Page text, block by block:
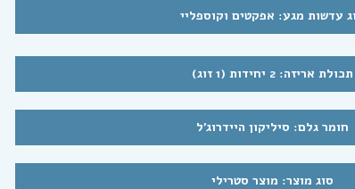
סוג עדשות מגע: אפקטים וקוספליי
תכולת אריזה: 2 יחידות (1 זוג)
חומר גלם: סיליקון היידרוג'ל
סוג מוצר: מוצר סטרילי